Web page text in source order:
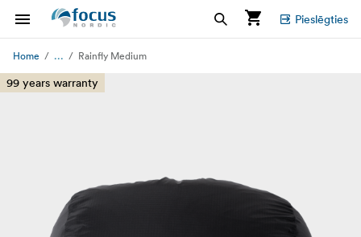
Pieslēgties
Home ... Rainfly Medium
99 years warranty